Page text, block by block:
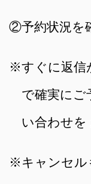
②予約状況を
※すぐに返信
で確実にご
い合わせを
※キャンセル